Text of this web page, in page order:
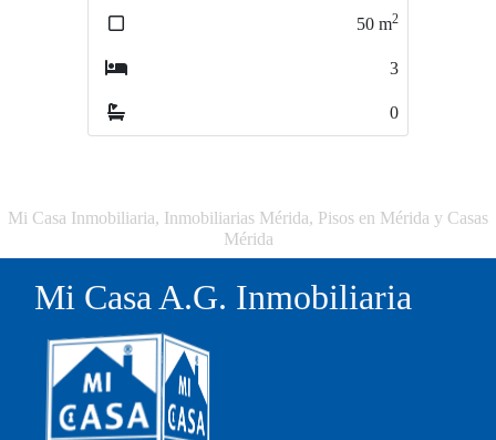
Mi Casa Inmobiliaria, Inmobiliarias Mérida, Pisos en Mérida y Casas
Mérida
Mi Casa A.G. Inmobiliaria